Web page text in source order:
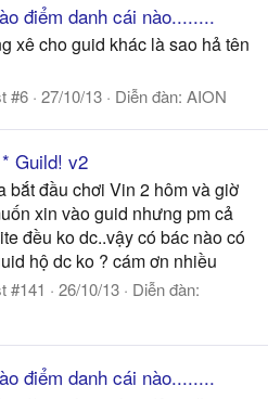
điểm danh cái nào........
xê cho guid khác là sao hả tên
#6 27/10/13 Diễn đàn: AION
Guild! v2
bắt đầu chơi Vin 2 hôm và giờ
xin vào guid nhưng pm cả
đều ko dc..vậy có bác nào có
hộ dc ko ? cám ơn nhiều
#141 26/10/13
Diễn đàn:
điểm danh cái nào........